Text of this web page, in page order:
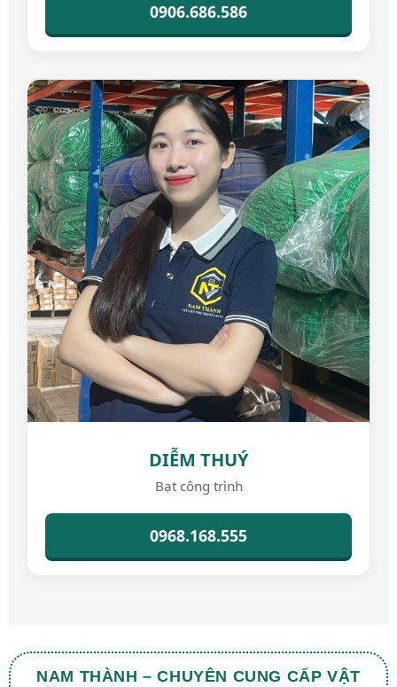
0906.686.586
DIỄM THUÝ
Bạt công trình
0968.168.555
NAM THÀNH – CHUYÊN CUNG CẤP VẬT